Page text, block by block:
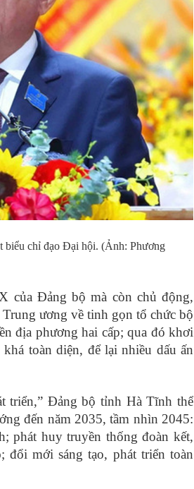
chỉ đạo Đại hội. (Ảnh: Phương
của Đảng bộ mà còn chủ động,
ương về tinh gọn tổ chức bộ
địa phương hai cấp; qua đó khơi
toàn diện, để lại nhiều dấu ấn
triển,” Đảng bộ tỉnh Hà Tĩnh thể
đến năm 2035, tầm nhìn 2045:
phát huy truyền thống đoàn kết,
đổi mới sáng tạo, phát triển toàn